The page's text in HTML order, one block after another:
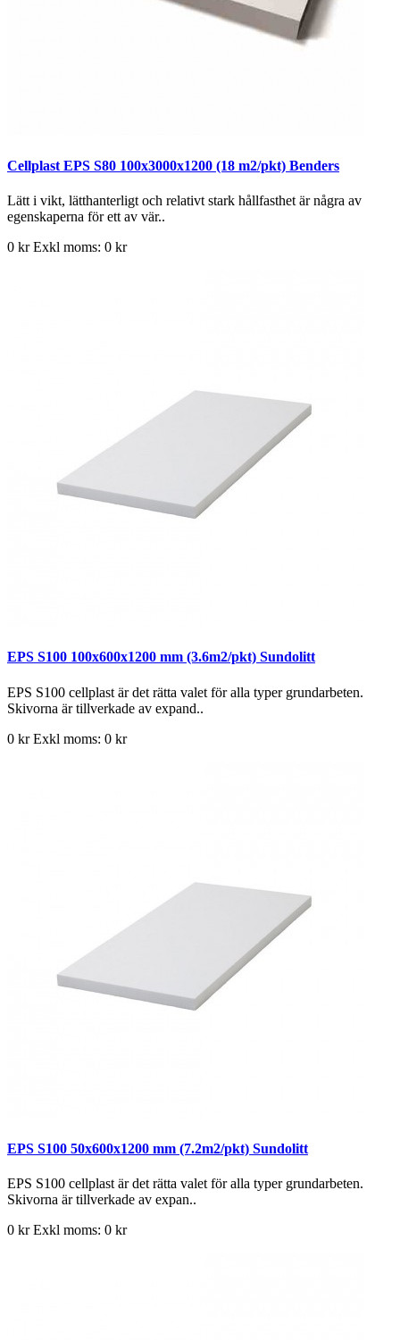
Cellplast EPS S80 100x3000x1200 (18 m2/pkt) Benders
Lätt i vikt, lätthanterligt och relativt stark hållfasthet är några av
egenskaperna för ett av vär..
0 krExkl moms: 0 kr
EPS S100 100x600x1200 mm (3.6m2/pkt) Sundolitt
EPS S100 cellplast är det rätta valet för alla typer grundarbeten.
Skivorna är tillverkade av expand..
0 krExkl moms: 0 kr
EPS S100 50x600x1200 mm (7.2m2/pkt) Sundolitt
EPS S100 cellplast är det rätta valet för alla typer grundarbeten.
Skivorna är tillverkade av expan..
0 krExkl moms: 0 kr